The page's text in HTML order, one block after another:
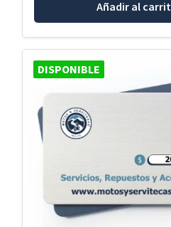
Añadir al
DISPONIBLE